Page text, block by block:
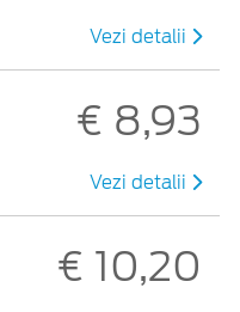
Vezi detalii
€ 8,93
Vezi detalii
€ 10,20